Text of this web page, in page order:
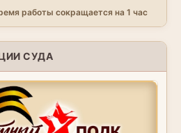
работы сокращается на 1 час
СУДА